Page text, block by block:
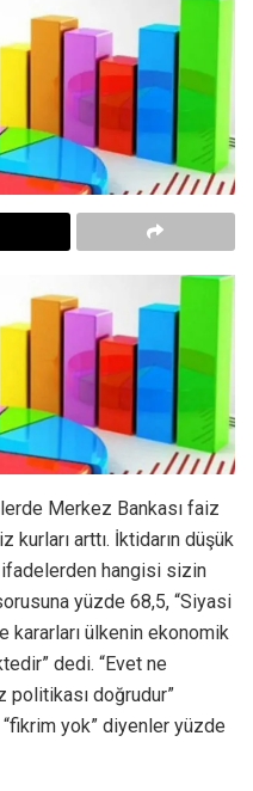
Merkez Bankası faiz
kurları arttı. İktidarın düşük
hangisi sizin
yüzde 68,5, “Siyasi
kararları ülkenin ekonomik
dedi. “Evet ne
politikası doğrudur”
yok” diyenler yüzde